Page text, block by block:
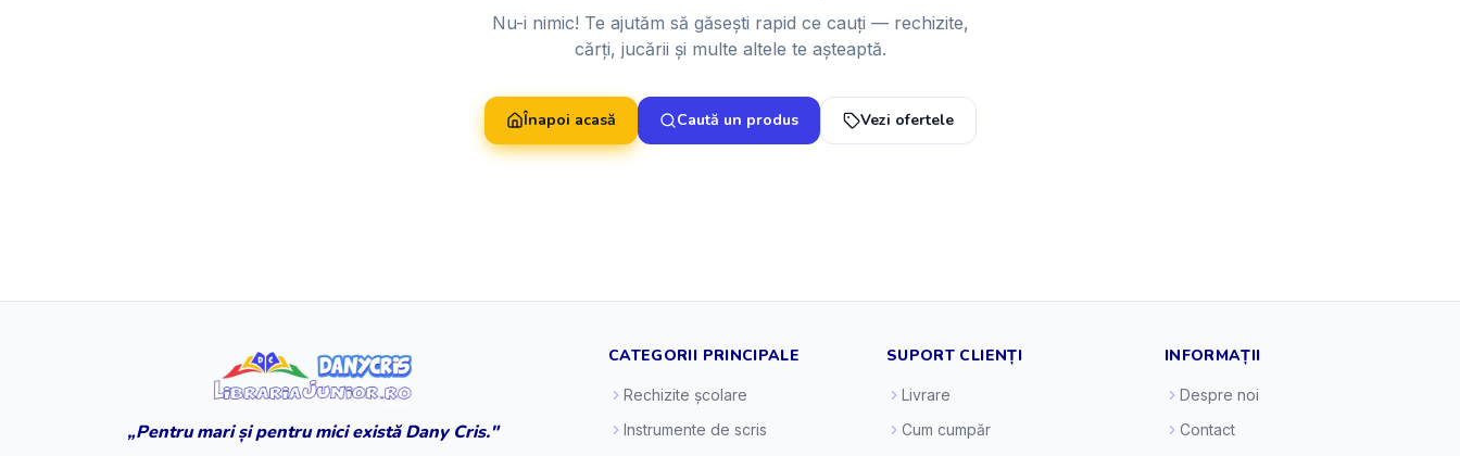
Nu-i nimic! Te ajutăm să găsești rapid ce cauți — rechizite,
cărți, jucării și multe altele te așteaptă.
Înapoi acasă Caută un produs Vezi ofertele
„Pentru mari și pentru mici există Dany Cris."
CATEGORII PRINCIPALE
Rechizite școlare
Instrumente de scris
SUPORT CLIENȚI
Livrare
Cum cumpăr
INFORMAȚII
Despre noi
Contact